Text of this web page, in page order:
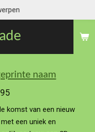
naam
komst van een nieuw
een uniek en